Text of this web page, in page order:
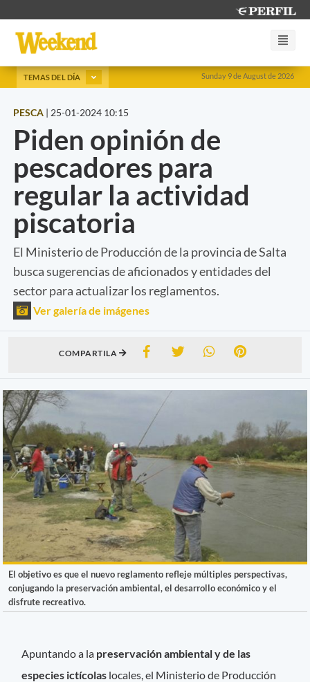
Sunday 9 de August de 2026
TEMAS DEL DÍA
PESCA | 25-01-2024 10:15
Piden opinión de
pescadores para
regular la actividad
piscatoria
El Ministerio de Producción de la provincia de Salta
busca sugerencias de aficionados y entidades del
sector para actualizar los reglamentos.
Ver galería de imágenes
COMPARTILA
El objetivo es que el nuevo reglamento refleje múltiples perspectivas,
conjugando la preservación ambiental, el desarrollo económico y el
disfrute recreativo.
Apuntando a la preservación ambiental y de las
especies ictícolas locales, el Ministerio de Producción